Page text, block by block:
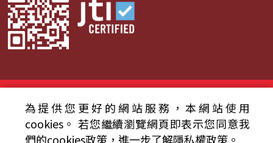
© 2024財團法人中央廣播電臺 版權所有
資通安全政策聲明
服務條款 隱私權條款
為提供您更好的網站服務，本網站使用
cookies。 若您繼續瀏覽網頁即表示您同意我
們的cookies政策，進一步了解隱私權政策。